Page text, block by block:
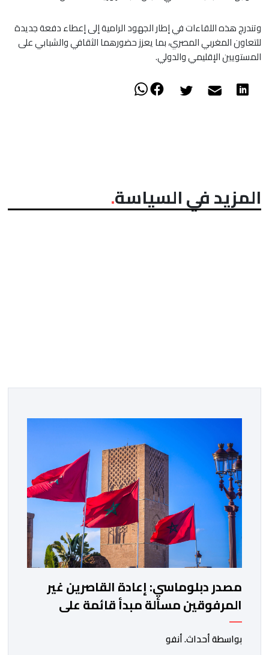
وتندرج هذه اللقاءات في إطار الجهود الرامية إلى إعطاء دفعة جديدة
للتعاون المغربي المصري، بما يعزز حضورهما الثقافي والشبابي على
المستويين الإقليمي والدولي.
المزيد في السياسة
مصدر دبلوماسي: إعادة القاصرين غير
المرفوقين مسألة مبدأ قائمة على
التعليمات الملكية السامية
بواسطة أحداث. أنفو